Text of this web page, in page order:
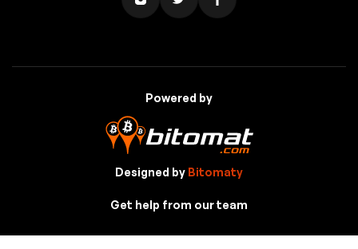
Powered by
Designed by Bitomaty
Get help from our team